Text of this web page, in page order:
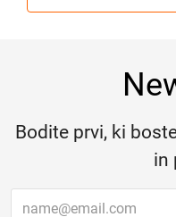
Bodite prvi, ki
in